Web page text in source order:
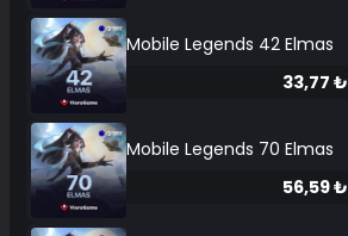
Mobile Legends 42 Elmas
33,77 ₺
Mobile Legends 70 Elmas
56,59 ₺